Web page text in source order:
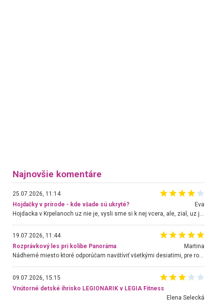
Najnovšie komentáre
25.07.2026, 11:14
Hojdačky v prírode - kde všade sú ukryté?
Eva
19.07.2026, 11:44
Rozprávkový les pri kolibe Panoráma
Martina
Nádherné miesto ktoré odporúčam navštíviť všetkými desiatimi, pre rodiny s deťmi, dôchodcom... Proste a jednoducho ozaj rozprávkový les.. určite ešte prídeme. Odniesli sme si na pamiatku krásne tričká,
09.07.2026, 15:15
Vnútorné detské ihrisko LEGIONARIK v LEGIA Fitness
Elena Selecká